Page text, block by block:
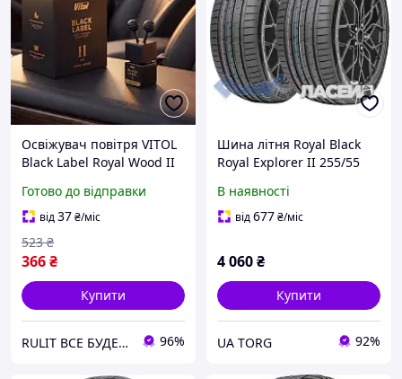
Освіжувач повітря VITOL
Black Label Royal Wood II
Готово до відправки
від37₴/міс
366₴
523 ₴
Купити
RULIT ВСЕ БУДЕ УКРАЇНА!!! 96%
Шина літня Royal Black
Royal Explorer II 255/55
В наявності
від677₴/міс
4 060₴
Купити
UA TORG 92%